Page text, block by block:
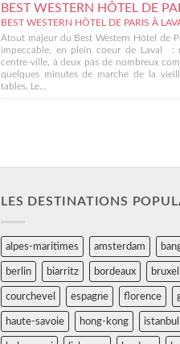
BEST WESTERN HÔTEL DE
BEST WESTERN HÔTEL DE PARIS À
Atout majeur du Best Western Hôtel de
impeccable, en plein coeur de Laval :
centre-ville, à deux pas de nombreux
quelques minutes de marche de la
tables. Le...
LES DESTINATIONS
alpes-maritimes amsterdam
berlin biarritz bordeaux
courchevel espagne florence
haute-savoie hong-kong istanbul